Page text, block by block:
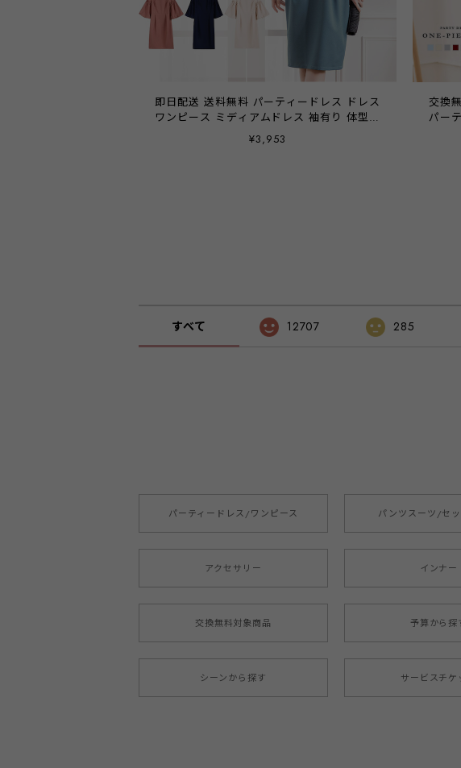
即日配送 送料無料 パーティードレス ドレス
ワンピース ミディアムドレス 袖有り 体型カ
バー 膝丈 お呼ばれドレス 結婚式 二次会 入
学式 入園式 卒園式 卒業式 パーティ パーテ
¥3,953
交換無料
パー
ア
呼
すべて 12707 285
パーティードレス/ワンピース パンツスーツ/セ
アクセサリー インナー
交換無料対象商品 予算から探
シーンから探す サービスチケ